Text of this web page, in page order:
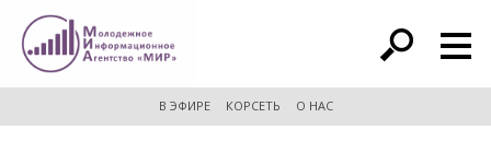
расширенный поиск
В ЭФИРЕ КОРСЕТЬ О НАС